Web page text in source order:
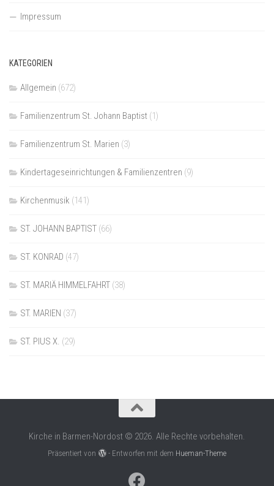
Impressum
KATEGORIEN
Allgemein (672)
Familienzentrum St. Johann Baptist (1)
Familienzentrum St. Marien (3)
Kindertageseinrichtungen & Familienzentren (9)
Kirchenmusik (141)
ST. JOHANN BAPTIST (66)
ST. KONRAD (47)
ST. MARIÄ HIMMELFAHRT (38)
ST. MARIEN (37)
ST. PIUS X. (29)
Kirche in Barmen-Nordost © 2026. Alle Rechte vorbehalten.
Präsentiert von - Entworfen mit dem Hueman-Theme